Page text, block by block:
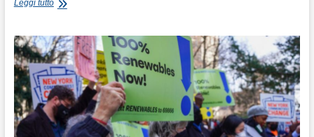
Leggi tutto
Greta
Thunberg